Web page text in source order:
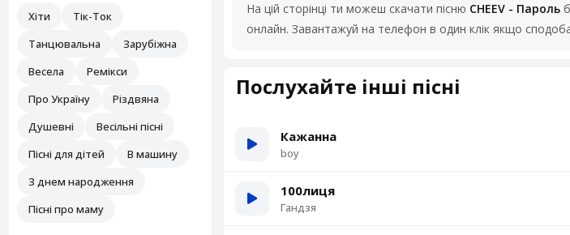
Хіти
Тік-Ток
Танцювальна
Зарубіжна
Весела
Ремікси
Про Україну
Різдвяна
Душевні
Весільні пісні
Пісні для дітей
В машину
З днем народження
Пісні про маму
На цій сторінці ти можеш скачати пісню CHEEV - Пароль
онлайн. Завантажуй на телефон в один клік якщо
Послухайте інші пісні
Кажанна
boy
100лиця
Гандзя